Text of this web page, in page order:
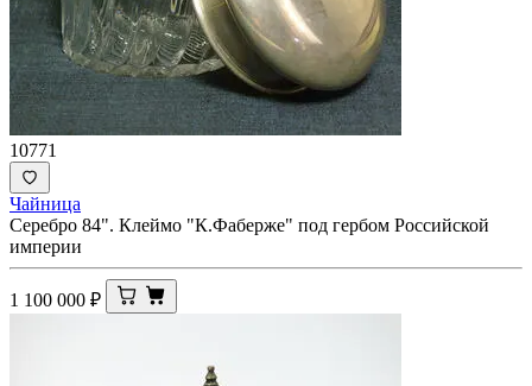
10771
Чайница
Серебро 84". Клеймо "К.Фаберже" под гербом Российской
империи
1 100 000 ₽